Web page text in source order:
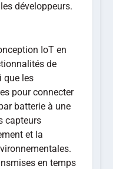
développeurs.
IoT en
de
que les
pour connecter
batterie à une
capteurs
et la
en temps